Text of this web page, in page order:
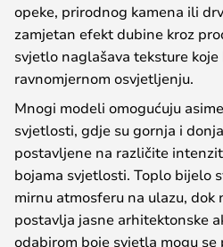
opeke, prirodnog kamena ili
zamjetan efekt dubine kroz
svjetlo naglašava teksture
ravnomjernom osvjetljenju.
Mnogi modeli omogućuju
svjetlosti, gdje su gornja i
postavljene na različite
bojama svjetlosti. Toplo bijelo
mirnu atmosferu na ulazu,
postavlja jasne arhitektonske
odabirom boje svjetla mogu